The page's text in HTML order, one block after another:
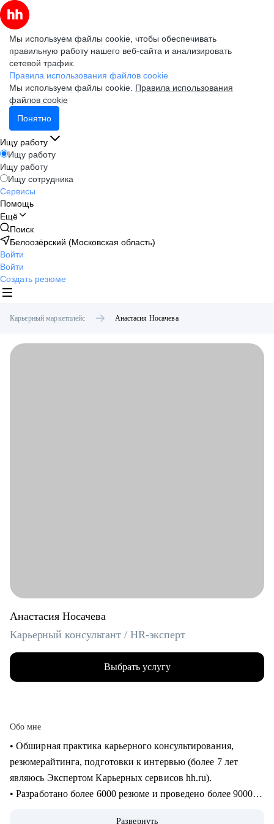
Мы используем файлы cookie, чтобы обеспечивать
правильную работу нашего веб-сайта и анализировать
сетевой трафик.
Правила использования файлов cookie
Мы используем файлы cookie. Правила использования
файлов cookie
Понятно
Ищу работу
Ищу работу
Ищу работу
Ищу сотрудника
Сервисы
Помощь
Ещё
Поиск
Белоозёрский (Московская область)
Войти
Войти
Создать резюме
Карьерный маркетплейс Анастасия Носачева
Анастасия Носачева
Карьерный консультант / HR-эксперт
Выбрать услугу
Обо мне
• Обширная практика карьерного консультирования,
резюмерайтинга, подготовки к интервью (более 7 лет
являюсь Экспертом Карьерных сервисов hh.ru).
• Разработано более 6000 резюме и проведено более 9000
Развернуть